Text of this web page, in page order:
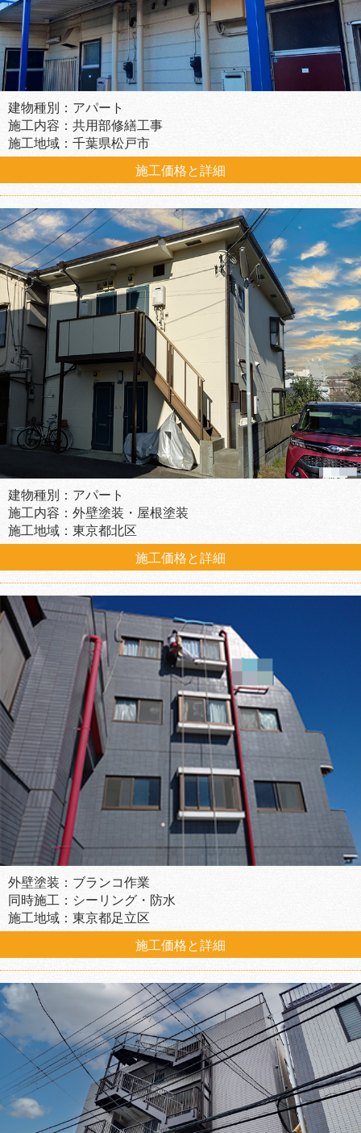
建物種別：アパート
施工内容：共用部修繕工事
施工地域：千葉県松戸市
施工価格と詳細
建物種別：アパート
施工内容：外壁塗装・屋根塗装
施工地域：東京都北区
施工価格と詳細
外壁塗装：ブランコ作業
同時施工：シーリング・防水
施工地域：東京都足立区
施工価格と詳細